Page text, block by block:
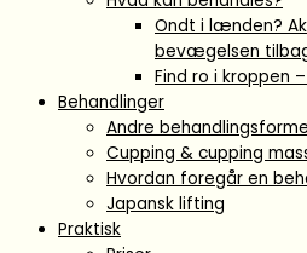
Ondt i lænden?
bevægelsen
Find ro i kroppen
Behandlinger
Andre
Cupping & cupping
Hvordan foregår en
Japansk lifting
Praktisk